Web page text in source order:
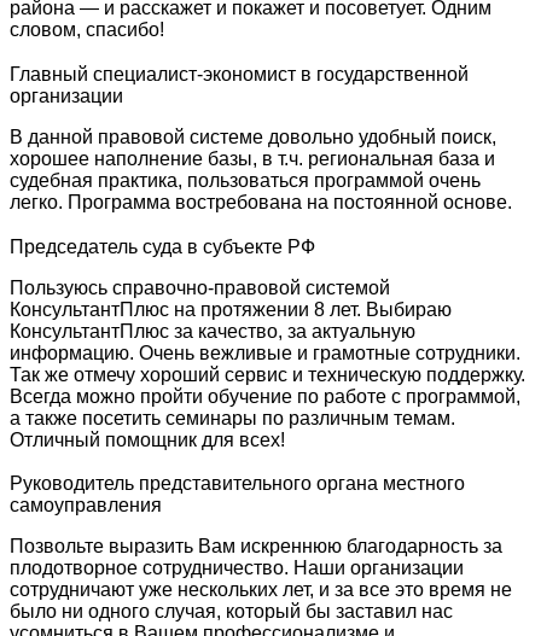
района — и расскажет и покажет и посоветует. Одним
словом, спасибо!
Главный специалист-экономист в государственной
организации
В данной правовой системе довольно удобный поиск,
хорошее наполнение базы, в т.ч. региональная база и
судебная практика, пользоваться программой очень
легко. Программа востребована на постоянной основе.
Председатель суда в субъекте РФ
Пользуюсь справочно-правовой системой
КонсультантПлюс на протяжении 8 лет. Выбираю
КонсультантПлюс за качество, за актуальную
информацию. Очень вежливые и грамотные сотрудники.
Так же отмечу хороший сервис и техническую поддержку.
Всегда можно пройти обучение по работе с программой,
а также посетить семинары по различным темам.
Отличный помощник для всех!
Руководитель представительного органа местного
самоуправления
Позвольте выразить Вам искреннюю благодарность за
плодотворное сотрудничество. Наши организации
сотрудничают уже нескольких лет, и за все это время не
было ни одного случая, который бы заставил нас